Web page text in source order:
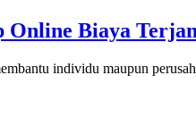
Online Biaya
individu maupun